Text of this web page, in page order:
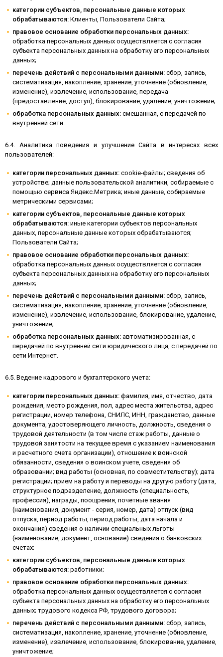
категории субъектов, персональные данные которых
обрабатываются: Клиенты, Пользователи Сайта;
правовое основание обработки персональных данных:
обработка персональных данных осуществляется с согласия
субъекта персональных данных на обработку его персональных
данных;
перечень действий с персональными данными: сбор, запись,
систематизация, накопление, хранение, уточнение (обновление,
изменение), извлечение, использование, передача
(предоставление, доступ), блокирование, удаление, уничтожение;
обработка персональных данных: смешанная, с передачей по
внутренней сети.
6.4. Аналитика поведения и улучшение Сайта в интересах всех
пользователей:
категории персональных данных: cookie-файлы; сведения об
устройстве; данные пользовательской аналитики, собираемые с
помощью сервиса Яндекс.Метрика; иные данные, собираемые
метрическими сервисами;
категории субъектов, персональные данные которых
обрабатываются: иные категории субъектов персональных
данных, персональные данные которых обрабатываются;
Пользователи Сайта;
правовое основание обработки персональных данных:
обработка персональных данных осуществляется с согласия
субъекта персональных данных на обработку его персональных
данных;
перечень действий с персональными данными: сбор, запись,
систематизация, накопление, хранение, уточнение (обновление,
изменение), извлечение, использование, блокирование, удаление,
уничтожение;
обработка персональных данных: автоматизированная, с
передачей по внутренней сети юридического лица, с передачей по
сети Интернет.
6.5. Ведение кадрового и бухгалтерского учета:
категории персональных данных: фамилия, имя, отчество, дата
рождения, место рождения, пол, адрес места жительства, адрес
регистрации, номер телефона, СНИЛС, ИНН, гражданство, данные
документа, удостоверяющего личность, должность, сведения о
трудовой деятельности (в том числе стаж работы, данные о
трудовой занятости на текущее время с указанием наименования
и расчетного счета организации), отношение к воинской
обязанности, сведения о воинском учете, сведения об
образовании; вид работы (основная, по совместительству); дата
регистрации; прием на работу и переводы на другую работу (дата,
структурное подразделение, должность (специальность,
профессия), награды, поощрения, почетные звания
(наименования, документ - серия, номер, дата) отпуск (вид
отпуска, период работы, период работы, дата начала и
окончания) сведения о наличии специальных льготы
(наименование, документ, основание) сведения о банковских
счетах;
категории субъектов, персональные данные которых
обрабатываются: работники;
правовое основание обработки персональных данных:
обработка персональных данных осуществляется с согласия
субъекта персональных данных на обработку его персональных
данных; трудового кодекса РФ, трудового договора;
перечень действий с персональными данными: сбор, запись,
систематизация, накопление, хранение, уточнение (обновление,
изменение), извлечение, использование, блокирование, удаление,
уничтожение;